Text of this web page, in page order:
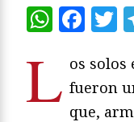
L os solos
fueron
que,